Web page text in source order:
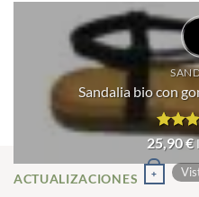
en
la
de
Las
se
Sandalia bio con
con
25,90€
+
Este
ACTUALIZACIONES